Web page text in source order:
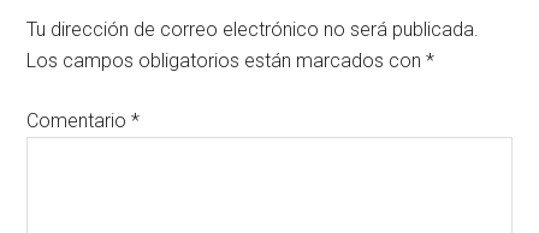
Tu dirección de correo electrónico no será publicada.
Los campos obligatorios están marcados con*
Comentario*